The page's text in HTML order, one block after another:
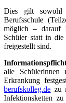
Dies gilt sowohl
Berufsschule
möglich – darauf
Schüler statt in
freigestellt sind.
alle
Erkrankung
berufskolleg.de zu
Infektionsketten